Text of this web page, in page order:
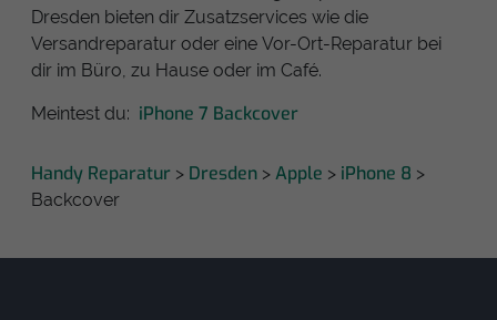
Dresden bieten dir Zusatzservices wie die
Versandreparatur oder eine Vor-Ort-Reparatur bei
dir im Büro, zu Hause oder im Café.
Meintest du: iPhone 7 Backcover
Handy Reparatur > Dresden > Apple > iPhone 8 >
Backcover